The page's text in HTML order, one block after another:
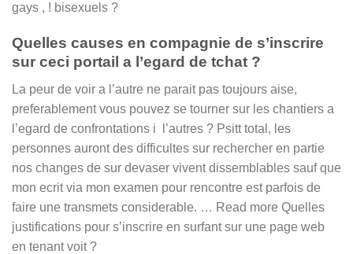
gays , ! bisexuels ?
Quelles causes en compagnie de s’inscrire
sur ceci portail a l’egard de tchat ?
La peur de voir a l’autre ne parait pas toujours aise,
preferablement vous pouvez se tourner sur les chantiers a
l’egard de confrontations i l’autres ? Psitt total, les
personnes auront des difficultes sur rechercher en partie
nos changes de sur devaser vivent dissemblables sauf que
mon ecrit via mon examen pour rencontre est parfois de
faire une transmets considerable. … Read more Quelles
justifications pour s’inscrire en surfant sur une page web
en tenant voit ?